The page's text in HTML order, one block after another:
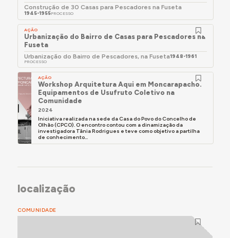
Construção de 30 Casas para Pescadores na Fuseta
1945-1955PROCESSO
AÇÃO
Urbanização do Bairro de Casas para Pescadores na
Fuseta
Urbanização do Bairro de Pescadores, na Fuseta1948-1961
PROCESSO
AÇÃO
Workshop Arquitetura Aqui em Moncarapacho.
Equipamentos de Usufruto Coletivo na
Comunidade
2024
Iniciativa realizada na sede da Casa do Povo do Concelho de
Olhão (CPCO). O encontro contou com a dinamização da
investigadora Tânia Rodrigues e teve como objetivo a partilha
de conhecimento...
localização
COMUNIDADE